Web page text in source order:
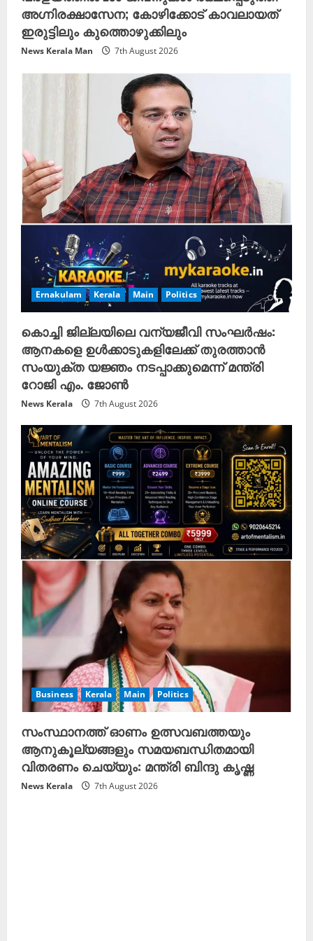
അഗ്നിരക്ഷാസേന; കോഴിക്കോട് കാവലായത്
ഇരുട്ടിലും കുത്തൊഴുക്കിലും
News Kerala Man 7th August 2026
Ernakulam Kerala Main Politics
കൊച്ചി ജില്ലയിലെ വന്യജീവി സംഘർഷം:
ആനകളെ ഉൾക്കാടുകളിലേക്ക് തുരത്താൻ
സംയുക്ത യജ്ഞം നടപ്പാക്കുമെന്ന് മന്ത്രി
റോജി എം. ജോൺ
News Kerala 7th August 2026
Business Kerala Main Politics
സംസ്ഥാനത്ത് ഓണം ഉത്സവബത്തയും
ആനുകൂല്യങ്ങളും സമയബന്ധിതമായി
വിതരണം ചെയ്യും: മന്ത്രി ബിന്ദു കൃഷ്ണ
News Kerala 7th August 2026